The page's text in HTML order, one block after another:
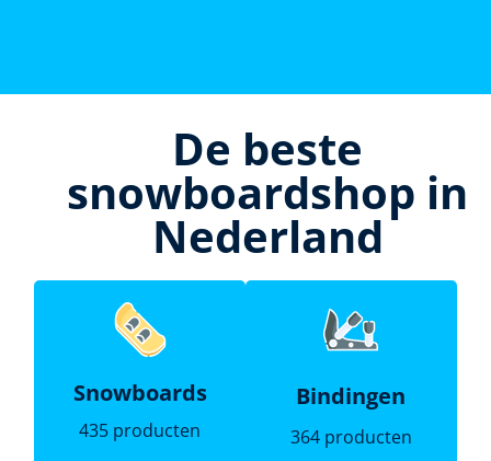
De beste
snowboardshop in
Nederland
Snowboards
435 producten
Bindingen
364 producten